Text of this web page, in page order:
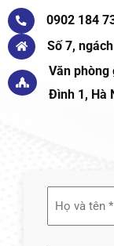
0902 184
Số 7,
Văn phòng
Đình 1, Hà